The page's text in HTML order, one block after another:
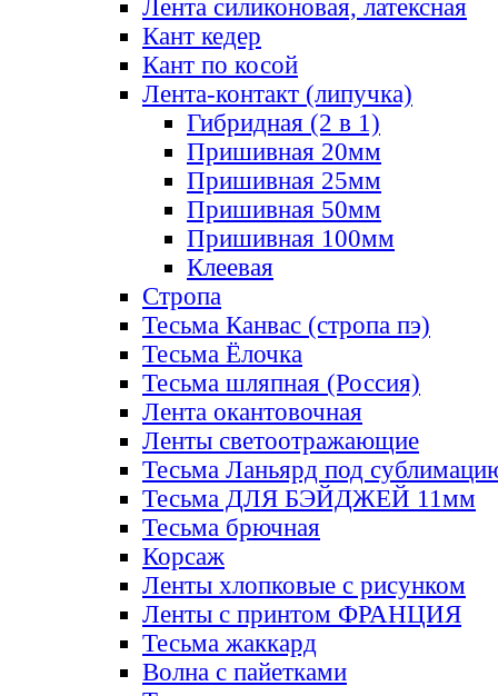
Лента силиконовая, латексная
Кант кедер
Кант по косой
Лента-контакт (липучка)
Гибридная (2 в 1)
Пришивная 20мм
Пришивная 25мм
Пришивная 50мм
Пришивная 100мм
Клеевая
Стропа
Тесьма Канвас (стропа пэ)
Тесьма Ёлочка
Тесьма шляпная (Россия)
Лента окантовочная
Ленты светоотражающие
Тесьма Ланьярд под
Тесьма ДЛЯ БЭЙДЖЕЙ 11мм
Тесьма брючная
Корсаж
Ленты хлопковые с рисунком
Ленты с принтом ФРАНЦИЯ
Тесьма жаккард
Волна с пайетками